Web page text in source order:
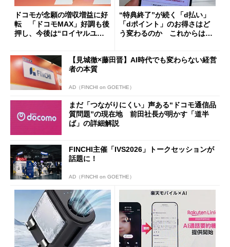
ドコモが念願の増収増益に好
転 「ドコモMAX」好調も後
押し、今後は“ロイヤルユー
“特典終了”が続く「d払い」
「dポイント」のお得さはど
う変わるのか これからは
【見城徹×藤田晋】AI時代でも変わらない経営
者の本質
AD（FINCHI on GOETHE）
まだ「つながりにくい」声ある“ドコモ通信品
質問題”の現在地 前田社長が明かす「道半
ば」の詳細解説
FINCHI主催「IVS2026」トークセッションが
話題に！
AD（FINCHI on GOETHE）